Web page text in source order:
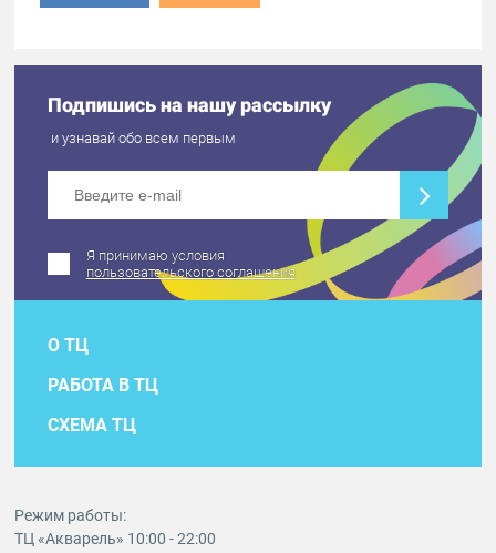
Подпишись на нашу рассылку
и узнавай обо всем первым
Я принимаю условия
пользовательского соглашения
О ТЦ
РАБОТА В ТЦ
СХЕМА ТЦ
Режим работы:
ТЦ «Акварель» 10:00 - 22:00